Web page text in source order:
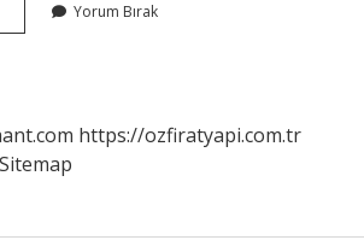
Neden
Yorum Bırak
https://ozfiratyapi.com.tr
Sitemap